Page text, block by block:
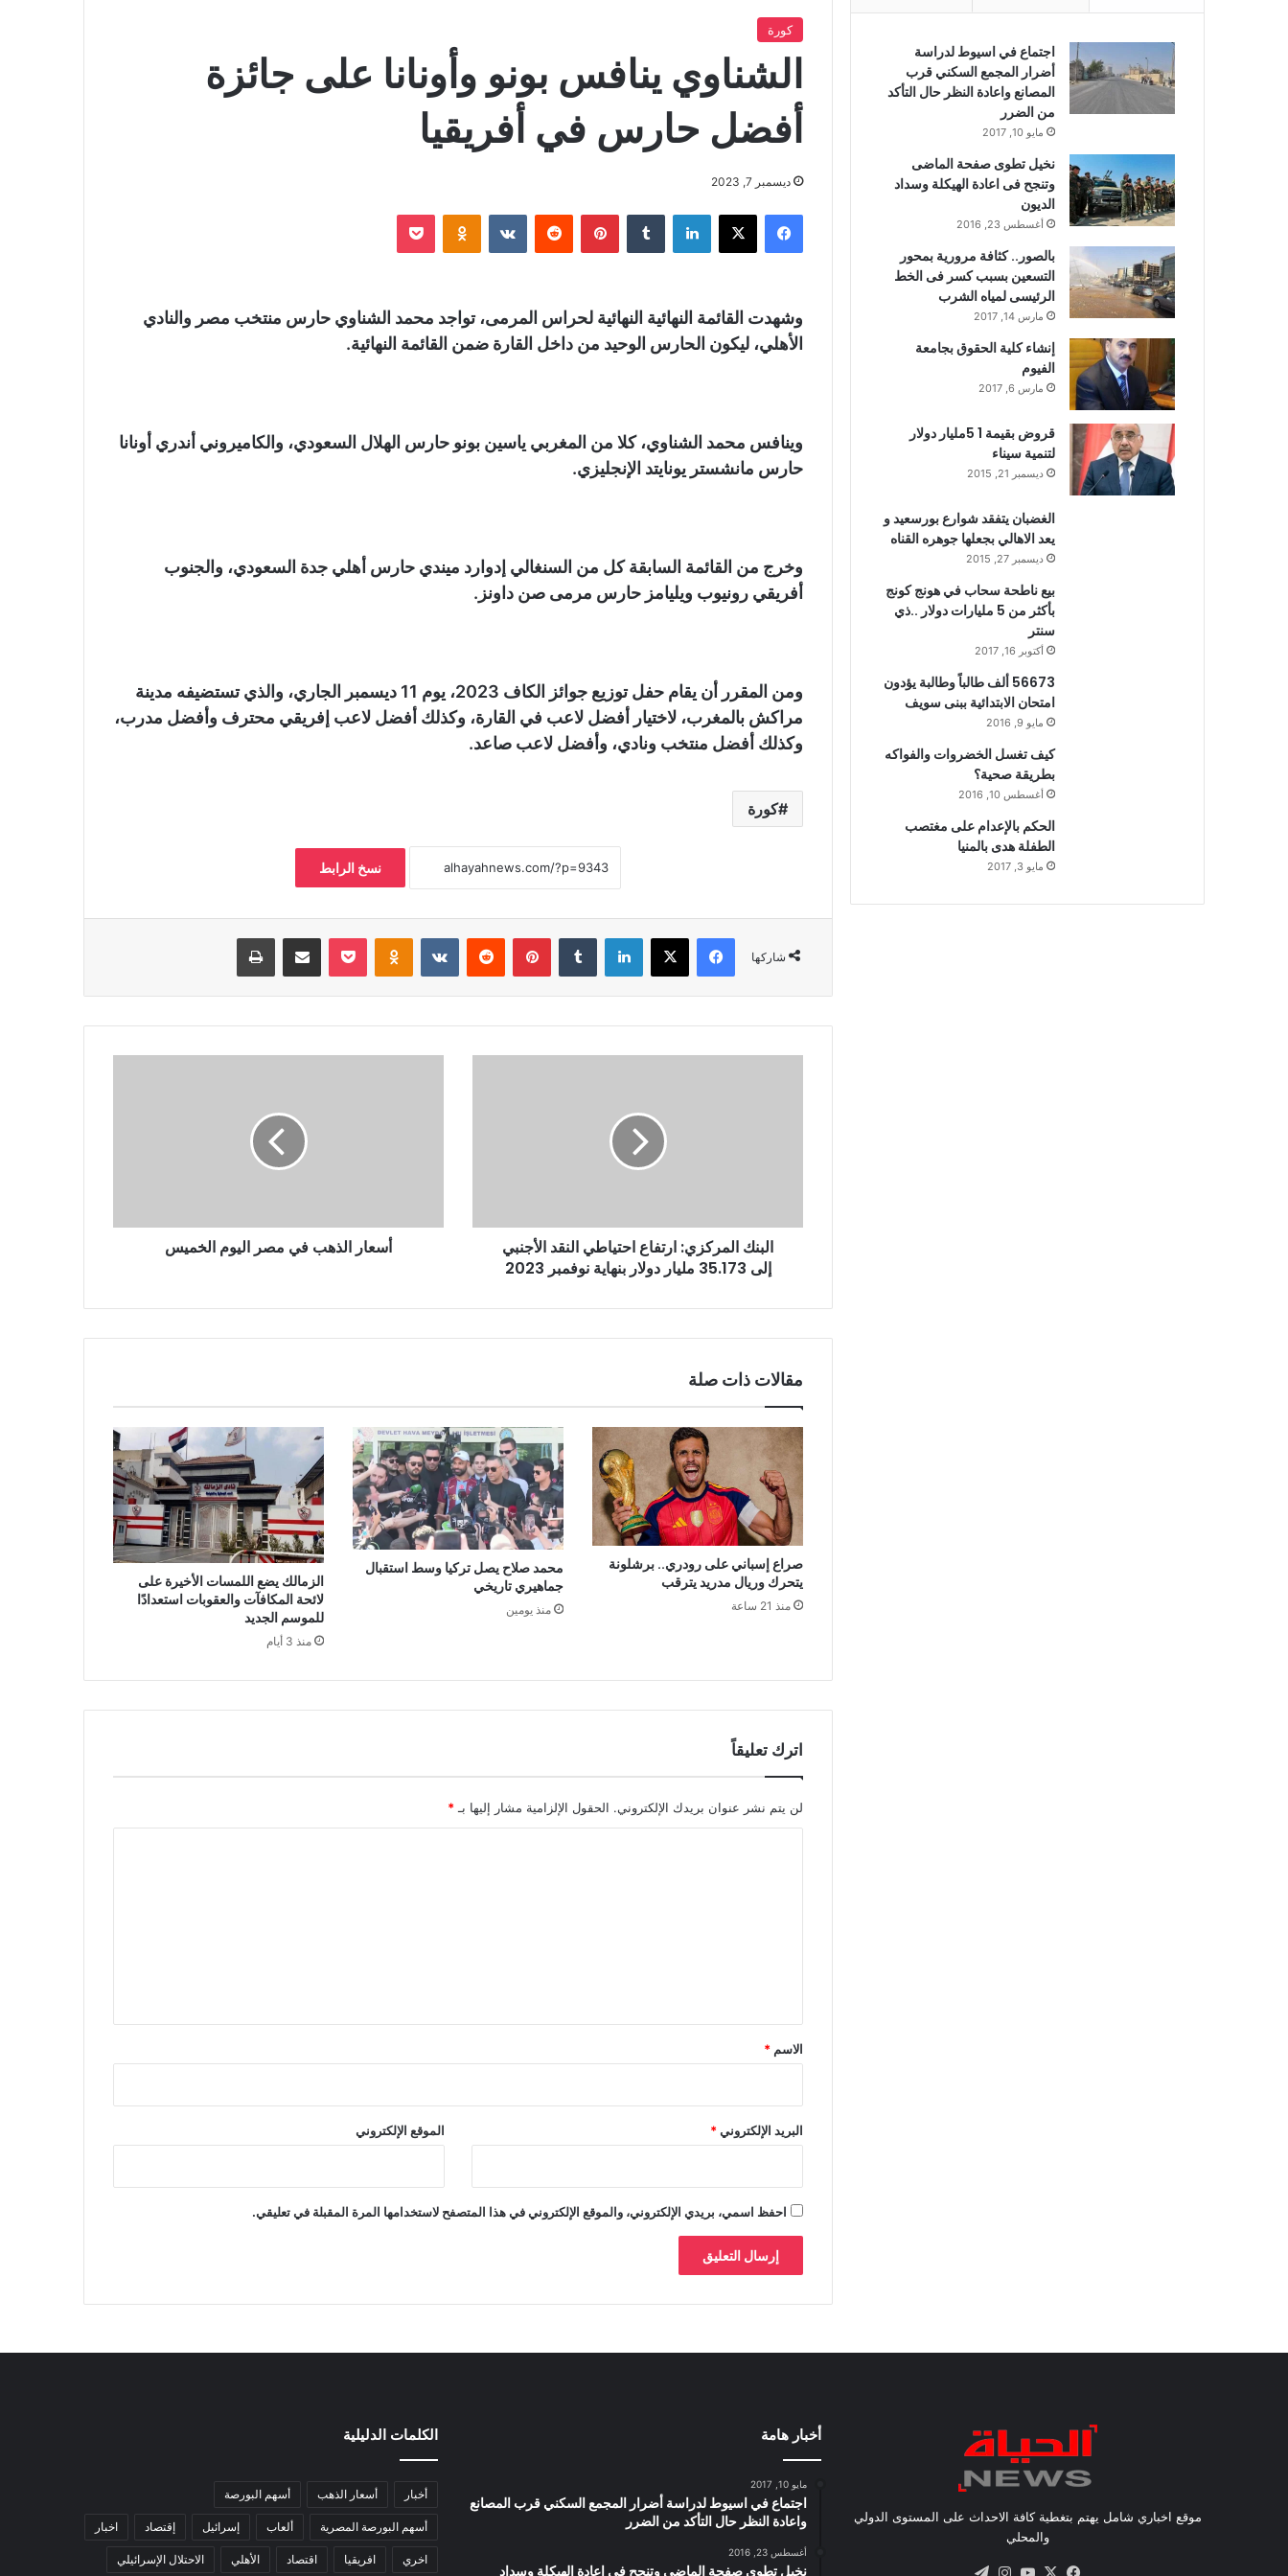
كورة
الشناوي ينافس بونو وأونانا على جائزة
أفضل حارس في أفريقيا
ديسمبر 7, 2023
فيسبوك لينكدإن بينتيريست
وشهدت القائمة النهائية النهائية لحراس المرمى، تواجد محمد الشناوي حارس منتخب مصر والنادي
الأهلي، ليكون الحارس الوحيد من داخل القارة ضمن القائمة النهائية.
وينافس محمد الشناوي، كلا من المغربي ياسين بونو حارس الهلال السعودي، والكاميروني أندري أونانا
حارس مانشستر يونايتد الإنجليزي.
وخرج من القائمة السابقة كل من السنغالي إدوارد ميندي حارس أهلي جدة السعودي، والجنوب
أفريقي رونيوب ويليامز حارس مرمى صن داونز.
ومن المقرر أن يقام حفل توزيع جوائز الكاف 2023، يوم 11 ديسمبر الجاري، والذي تستضيفه مدينة
مراكش بالمغرب، لاختيار أفضل لاعب في القارة، وكذلك أفضل لاعب إفريقي محترف وأفضل مدرب،
وكذلك أفضل منتخب ونادي، وأفضل لاعب صاعد.
كورة
نسخ الرابط
شاركها
فيسبوك لينكدإن بينتيريست بوكيت
البنك المركزي: ارتفاع احتياطي النقد الأجنبي
إلى 35.173 مليار دولار بنهاية نوفمبر 2023
أسعار الذهب في مصر اليوم الخميس
مقالات ذات صلة
صراع إسباني على رودري.. برشلونة
يتحرك وريال مدريد يترقب
منذ 21 ساعة
محمد صلاح يصل تركيا وسط استقبال
جماهيري تاريخي
منذ يومين
الزمالك يضع اللمسات الأخيرة على
لائحة المكافآت والعقوبات استعدادًا
للموسم الجديد
منذ 3 أيام
اترك تعليقاً
لن يتم نشر عنوان بريدك الإلكتروني. الحقول الإلزامية مشار إليها بـ *
*
الاسم *
البريد الإلكتروني* الموقع الإلكتروني
احفظ اسمي، بريدي الإلكتروني، والموقع الإلكتروني في هذا المتصفح لاستخدامها المرة المقبلة في تعليقي.
اجتماع في اسيوط لدراسة
أضرار المجمع السكني قرب
المصانع واعادة النظر حال التأكد
من الضرر
مايو 10, 2017
نخيل تطوى صفحة الماضى
وتنجح فى اعادة الهيكلة وسداد
الديون
أغسطس 23, 2016
بالصور.. كثافة مرورية بمحور
التسعين بسبب كسر فى الخط
الرئيسى لمياه الشرب
مارس 14, 2017
إنشاء كلية الحقوق بجامعة
الفيوم
مارس 6, 2017
قروض بقيمة 1 5مليار دولار
لتنمية سيناء
ديسمبر 21, 2015
الغضبان يتفقد شوارع بورسعيد و
يعد الاهالي بجعلها جوهره القناه
ديسمبر 27, 2015
بيع ناطحة سحاب في هونج كونج
بأكثر من 5 مليارات دولار ..ذي
سنتر
أكتوبر 16, 2017
56673 ألف طالباً وطالبة يؤدون
امتحان الابتدائية ببنى سويف
مايو 9, 2016
كيف تغسل الخضروات والفواكه
بطريقة صحية؟
أغسطس 10, 2016
الحكم بالإعدام على مغتصب
الطفلة هدى بالمنيا
مايو 3, 2017
موقع اخباري شامل يهتم بتغطية كافة الاحداث على المستوى الدولي
والمحلي
أخبار هامة
مايو 10, 2017
اجتماع في اسيوط لدراسة أضرار المجمع السكني قرب المصانع
واعادة النظر حال التأكد من الضرر
أغسطس 23, 2016
نخيل تطوى صفحة الماضى وتنجح فى اعادة الهيكلة وسداد
الكلمات الدليلية
أخبار أسعار الذهب أسهم البورصة
أسهم البورصة المصرية ألعاب إسرائيل إقتصاد اخبار
اخري افريقيا اقتصاد الأهلي الاحتلال الإسرائيلي